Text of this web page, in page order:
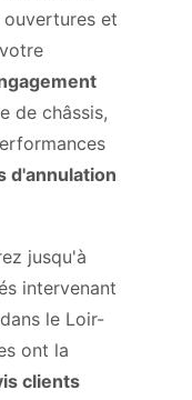
ouvertures et
de châssis,
d'annulation
jusqu'à
intervenant
le Loir-
ont la
clients